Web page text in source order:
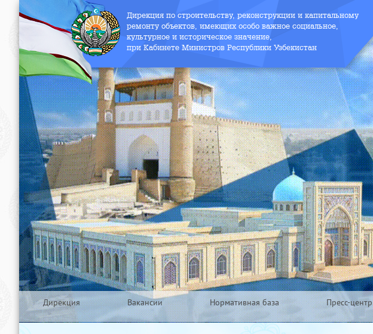
Дирекция по строительству, реконструкции и капитальному
ремонту объектов, имеющих особо важное социальное,
культурное и историческое значение,
при Кабинете Министров Республики Узбекистан
Дирекция Вакансии Нормативная база Пресс-центр